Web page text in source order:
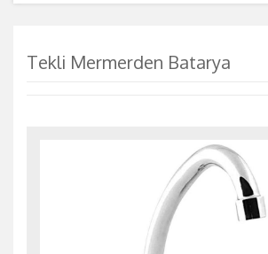
Tekli Mermerden Batarya